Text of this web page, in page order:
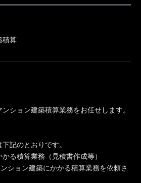
積算
ション建築積算業務をお任せします。
記のとおりです。
る積算業務（見積書作成等）
ション建築にかかる積算業務を依頼さ